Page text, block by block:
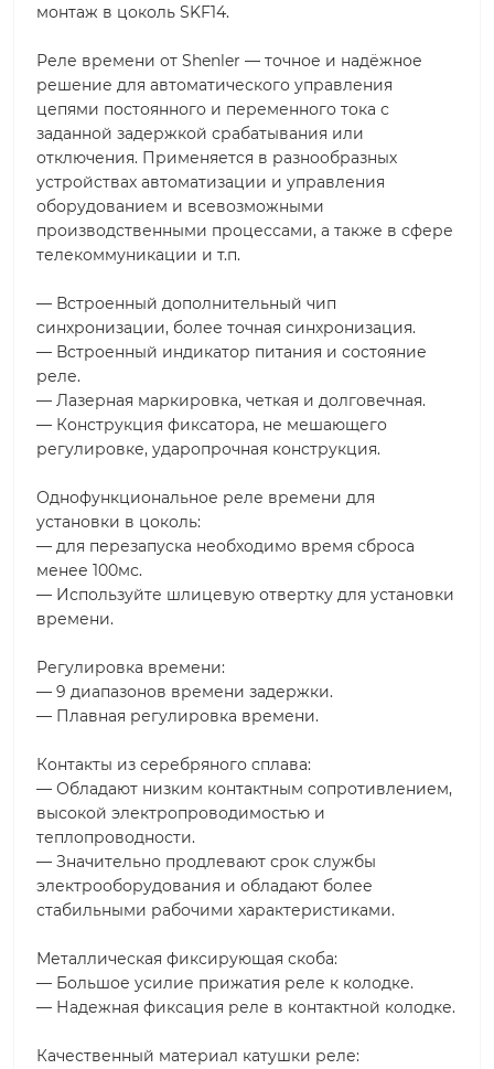
монтаж в цоколь SKF14.
Реле времени от Shenler — точное и надёжное
решение для автоматического управления
цепями постоянного и переменного тока с
заданной задержкой срабатывания или
отключения. Применяется в разнообразных
устройствах автоматизации и управления
оборудованием и всевозможными
производственными процессами, а также в сфере
телекоммуникации и т.п.
— Встроенный дополнительный чип
синхронизации, более точная синхронизация.
— Встроенный индикатор питания и состояние
реле.
— Лазерная маркировка, четкая и долговечная.
— Конструкция фиксатора, не мешающего
регулировке, ударопрочная конструкция.
Однофункциональное реле времени для
установки в цоколь:
— для перезапуска необходимо время сброса
менее 100мс.
— Используйте шлицевую отвертку для установки
времени.
Регулировка времени:
— 9 диапазонов времени задержки.
— Плавная регулировка времени.
Контакты из серебряного сплава:
— Обладают низким контактным сопротивлением,
высокой электропроводимостью и
теплопроводности.
— Значительно продлевают срок службы
электрооборудования и обладают более
стабильными рабочими характеристиками.
Металлическая фиксирующая скоба:
— Большое усилие прижатия реле к колодке.
— Надежная фиксация реле в контактной колодке.
Качественный материал катушки реле: